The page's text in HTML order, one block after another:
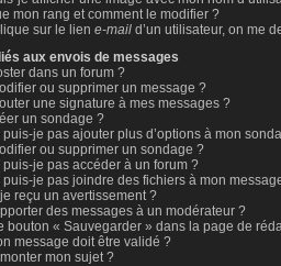
mon rang et comment le modifier ?
sur le lien e-mail d’un utilisateur, on me
aux envois de messages
dans un forum ?
ou supprimer un message ?
une signature à mes messages ?
un sondage ?
puis-je pas ajouter plus d’options à mon
ou supprimer un sondage ?
puis-je pas accéder à un forum ?
puis-je pas joindre des fichiers à mon
reçu un avertissement ?
des messages à un modérateur ?
bouton « Sauvegarder » dans la page de
message doit être validé ?
mon sujet ?